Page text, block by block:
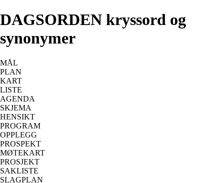
DAGSORDEN kryssord og
synonymer
MÅL
PLAN
KART
LISTE
AGENDA
SKJEMA
HENSIKT
PROGRAM
OPPLEGG
PROSPEKT
MØTEKART
PROSJEKT
SAKLISTE
SLAGPLAN